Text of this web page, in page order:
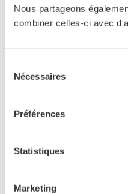
Nous partageons
combiner celles-ci avec
Nécessaires
Préférences
Statistiques
Marketing